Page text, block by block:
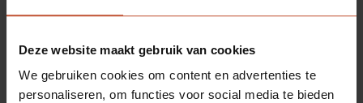
Deze website maakt gebruik van cookies
We gebruiken cookies om content en advertenties te
personaliseren, om functies voor social media te bieden